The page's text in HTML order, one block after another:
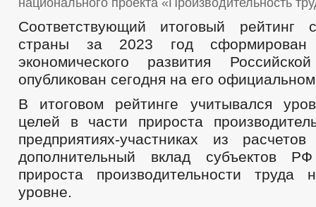
национального проекта «Производительность
Соответствующий итоговый рейтинг
страны за 2023 год сформирован
экономического развития
опубликован сегодня на его
В итоговом рейтинге учитывался
целей в части прироста
предприятиях-участниках из
дополнительный вклад субъектов
прироста производительности труда
уровне.